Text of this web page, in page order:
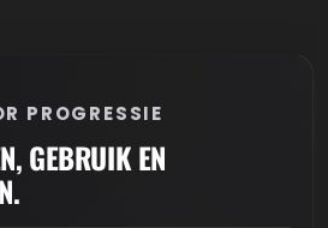
PROGRESSIE
GEBRUIK EN